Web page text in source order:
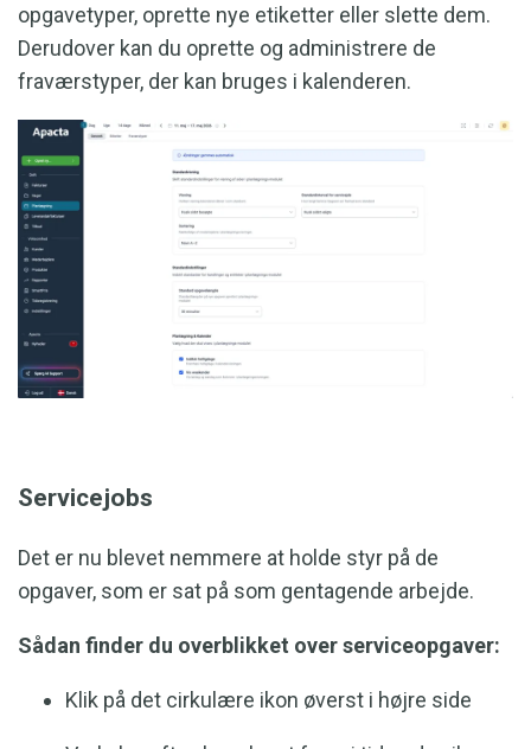
opgavetyper, oprette nye etiketter eller slette dem.
Derudover kan du oprette og administrere de
fraværstyper, der kan bruges i kalenderen.
Servicejobs
Det er nu blevet nemmere at holde styr på de
opgaver, som er sat på som gentagende arbejde.
Sådan finder du overblikket over serviceopgaver:
Klik på det cirkulære ikon øverst i højre side